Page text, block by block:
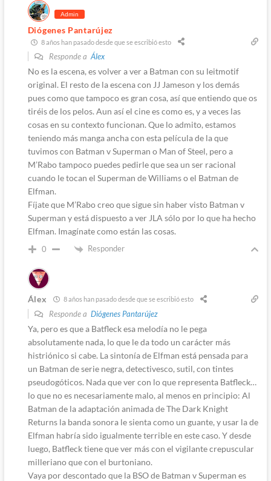
Admin
Diógenes Pantarújez
8 años han pasado desde que se escribió esto
Responde a Álex
No es la escena, es volver a ver a Batman con su leitmotif
original. El resto de la escena con JJ Jameson y los demás
pues como que tampoco es gran cosa, así que entiendo que os
tiréis de los pelos. Aun así el cine es como es, y a veces las
cosas en su contexto funcionan. Que lo admito, estamos
teniendo más manga ancha con esta película de la que
tuvimos con Batman v Superman o Man of Steel, pero a
M’Rabo tampoco puedes pedirle que sea un ser racional
cuando le tocan el Superman de Williams o el Batman de
Elfman.
Fíjate que M’Rabo creo que sigue sin haber visto Batman v
Superman y está dispuesto a ver JLA sólo por lo que ha hecho
Elfman. Imagínate como están las cosas.
0 Responder
Álex 8 años han pasado desde que se escribió esto
Responde a Diógenes Pantarújez
Ya, pero es que a Batfleck esa melodía no le pega
absolutamente nada, lo que le da todo un carácter más
histriónico si cabe. La sintonía de Elfman está pensada para
un Batman de serie negra, detectivesco, sutil, con tintes
pseudogóticos. Nada que ver con lo que representa Batfleck…
lo que no es necesariamente malo, al menos en principio: Al
Batman de la adaptación animada de The Dark Knight
Returns la banda sonora le sienta como un guante, y usar la de
Elfman habría sido igualmente terrible en este caso. Y desde
luego, Batfleck tiene que ver más con el vigilante crepuscular
milleriano que con el burtoniano.
Vaya por descontado que la BSO de Batman v Superman es